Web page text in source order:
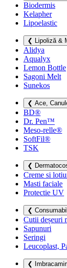
Biodermis
Kelapher
Lipoelastic
❮ Lipoliză &
Alidya
Aqualyx
Lemon Bottle
Sagoni Melt
Sunekos
❮ Ace,
BD®
Dr. Pen™
Meso-relle®
SoftFil®
TSK
❮
Creme si
Masti faciale
Protectie UV
❮
Cutii deșeuri
Sapunuri
Seringi
Leucoplast,
❮